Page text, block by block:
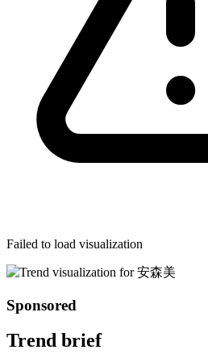
Failed to load visualization
Sponsored
Trend brief